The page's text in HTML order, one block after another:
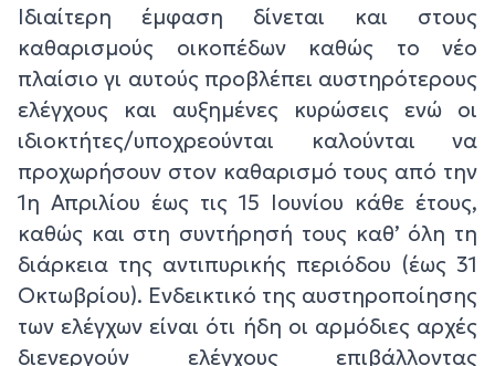
Ιδιαίτερη έμφαση δίνεται και στους
καθαρισμούς οικοπέδων καθώς το νέο
πλαίσιο γι αυτούς προβλέπει αυστηρότερους
ελέγχους και αυξημένες κυρώσεις ενώ οι
ιδιοκτήτες/υποχρεούνται καλούνται να
προχωρήσουν στον καθαρισμό τους από την
1η Απριλίου έως τις 15 Ιουνίου κάθε έτους,
καθώς και στη συντήρησή τους καθ’ όλη τη
διάρκεια της αντιπυρικής περιόδου (έως 31
Οκτωβρίου). Ενδεικτικό της αυστηροποίησης
των ελέγχων είναι ότι ήδη οι αρμόδιες αρχές
διενεργούν ελέγχους επιβάλλοντας